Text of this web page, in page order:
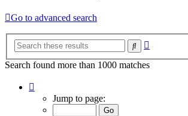
Go to advanced search
Search
Search found more than 1000 matches
Jump to page: